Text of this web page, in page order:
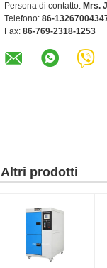
Persona di contatto: Mrs.
Telefono: 86-
Fax: 86-769-2318-1253
Altri prodotti